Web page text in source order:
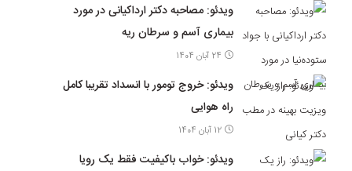
ویدئو: مصاحبه دکتر ارداکیانی در مورد
بیماری آسم و سرطان ریه
24 آبان 1404
ویدئو: خروج تومور با انسداد تقریبا کامل
راه هوایی
12 آبان 1404
ویدئو: خواب باکیفیت فقط یک رویا